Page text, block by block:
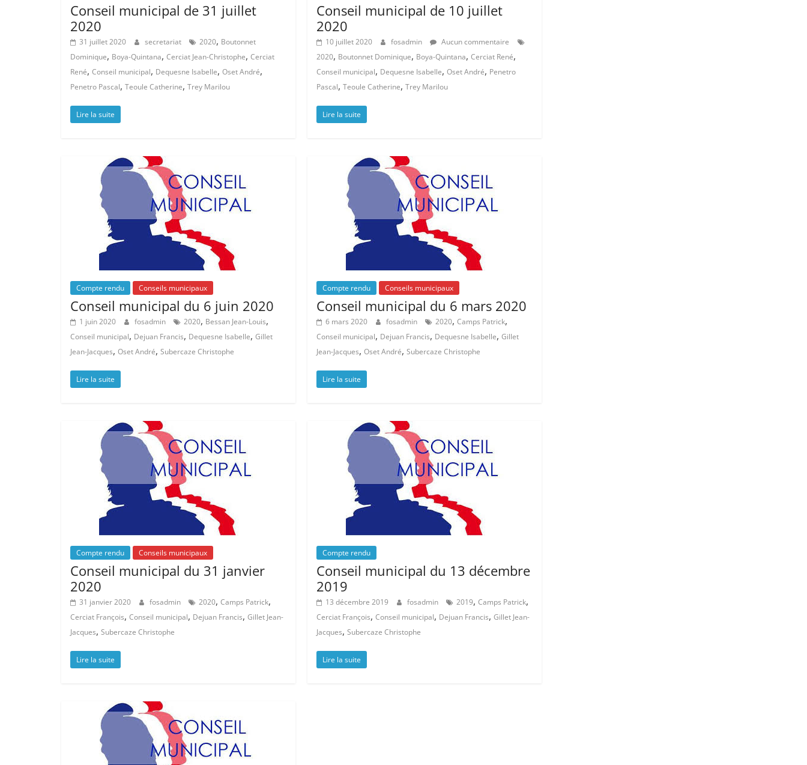
Conseil municipal de 31 juillet
2020
31 juillet 2020 secretariat 2020, Boutonnet
Dominique, Boya-Quintana, Cerciat Jean-Christophe, Cerciat
René, Conseil municipal, Dequesne Isabelle, Oset André,
Penetro Pascal, Teoule Catherine, Trey Marilou
Lire la suite
Conseil municipal de 10 juillet
2020
10 juillet 2020 fosadmin
Aucun commentaire
2020, Boutonnet Dominique, Boya-Quintana,Cerciat René,
Conseil municipal, Dequesne Isabelle,Oset André, Penetro
Pascal,Teoule Catherine,Trey Marilou
Lire la suite
Compte rendu Conseils municipaux
Conseil municipal du 6 juin 2020
1 juin 2020 fosadmin 2020, Bessan Jean-Louis,
Conseil municipal, Dejuan Francis, Dequesne Isabelle, Gillet
Jean-Jacques, Oset André, Subercaze Christophe
Lire la suite
Compte rendu Conseils municipaux
Conseil municipal du 6 mars 2020
6 mars 2020 fosadmin 2020,Camps Patrick,
Conseil municipal, Dejuan Francis, Dequesne Isabelle,Gillet
Jean-Jacques,Oset André,Subercaze Christophe
Lire la suite
Compte rendu Conseils municipaux
Conseil municipal du 31 janvier
2020
31 janvier 2020 fosadmin 2020, Camps Patrick,
Cerciat François, Conseil municipal, Dejuan Francis, Gillet Jean-
Jacques, Subercaze Christophe
Lire la suite
Compte rendu
Conseil municipal du 13 décembre
2019
13 décembre 2019 fosadmin 2019,Camps Patrick,
Cerciat François,Conseil municipal, Dejuan Francis,Gillet Jean-
Jacques,Subercaze Christophe
Lire la suite